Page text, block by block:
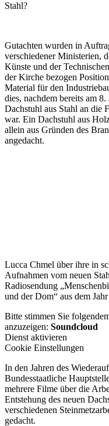
Stahl?
Gutachten wurden in
verschiedener Ministerien,
Künste und der
der Kirche bezogen
Material für den
dies, nachdem bereits am
Dachstuhl aus Stahl an die
war. Ein Dachstuhl aus
allein aus Gründen des
angedacht.
Lucca Chmel über ihre in
Aufnahmen vom neuen
Radiosendung
und der Dom“ aus dem
Bitte stimmen Sie
anzuzeigen: Soundcloud
Dienst aktivieren
Cookie Einstellungen
In den Jahren des
Bundesstaatliche
mehrere Filme über die
Entstehung des neuen
verschiedenen
gedacht.